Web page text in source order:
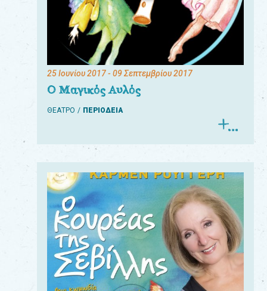
25 Ιουνίου 2017- 09 Σεπτεμβρίου 2017
Ο Μαγικός Αυλός
ΘΕΑΤΡΟ ΠΕΡΙΟΔΕΙΑ